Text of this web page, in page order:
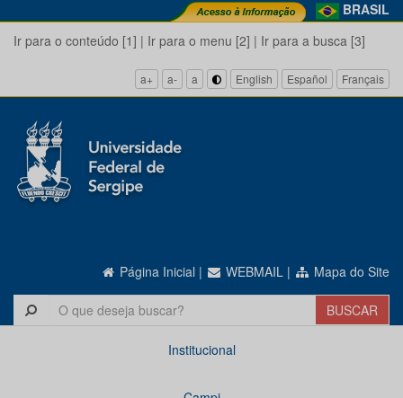
BRASIL
Ir para o conteúdo [1] | Ir para o menu [2] | Ir para a busca [3]
a+ a- a English Español Français
Página Inicial | WEBMAIL | Mapa do Site
Institucional